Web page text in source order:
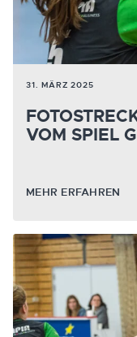
31. MÄRZ 2025
VOM SPIEL
MEHR ERFAHREN